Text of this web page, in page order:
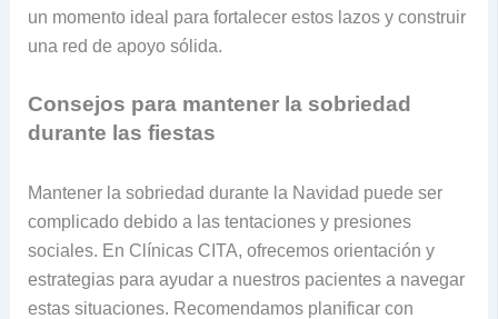
un momento ideal para fortalecer estos lazos y construir
una red de apoyo sólida.
Consejos para mantener la sobriedad
durante las fiestas
Mantener la sobriedad durante la Navidad puede ser
complicado debido a las tentaciones y presiones
sociales. En Clínicas CITA, ofrecemos orientación y
estrategias para ayudar a nuestros pacientes a navegar
estas situaciones. Recomendamos planificar con